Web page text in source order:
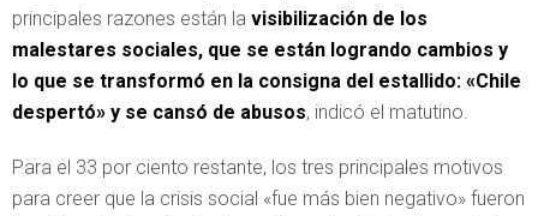
principales razones están la visibilización de los
malestares sociales, que se están logrando cambios y
lo que se transformó en la consigna del estallido: «Chile
despertó» y se cansó de abusos, indicó el matutino.
Para el 33 por ciento restante, los tres principales motivos
para creer que la crisis social «fue más bien negativo» fueron